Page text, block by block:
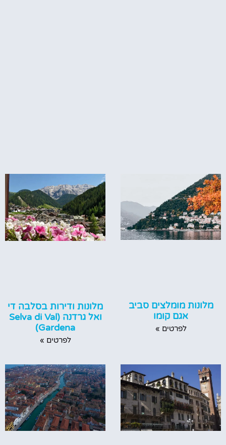
מלונות מומלצים סביב
אגם קומו
לפרטים »
מלונות ודירות בסלבה די
ואל גרדנה (Selva di Val
Gardena)
לפרטים »